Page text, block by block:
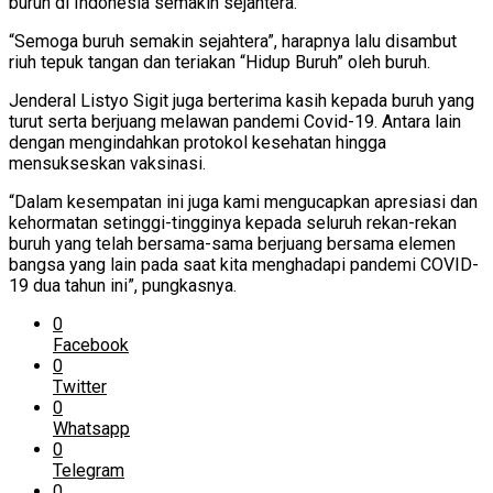
“Semoga buruh semakin sejahtera”, harapnya lalu disambut
riuh tepuk tangan dan teriakan “Hidup Buruh” oleh buruh.
Jenderal Listyo Sigit juga berterima kasih kepada buruh yang
turut serta berjuang melawan pandemi Covid-19. Antara lain
dengan mengindahkan protokol kesehatan hingga
mensukseskan vaksinasi.
“Dalam kesempatan ini juga kami mengucapkan apresiasi dan
kehormatan setinggi-tingginya kepada seluruh rekan-rekan
buruh yang telah bersama-sama berjuang bersama elemen
bangsa yang lain pada saat kita menghadapi pandemi COVID-
19 dua tahun ini”, pungkasnya.
0
Facebook
0
Twitter
0
Whatsapp
0
Telegram